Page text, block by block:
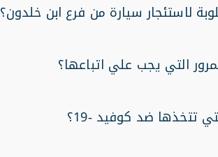
لاستئجار سيارة من فرع ابن خلدون؟
التي يجب علي اتباعها؟
تتخذها ضد كوفيد -19؟